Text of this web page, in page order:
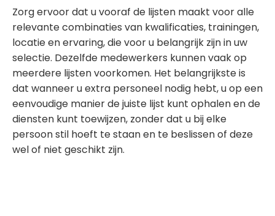
Zorg ervoor dat u vooraf de lijsten maakt voor alle
relevante combinaties van kwalificaties, trainingen,
locatie en ervaring, die voor u belangrijk zijn in uw
selectie. Dezelfde medewerkers kunnen vaak op
meerdere lijsten voorkomen. Het belangrijkste is
dat wanneer u extra personeel nodig hebt, u op een
eenvoudige manier de juiste lijst kunt ophalen en de
diensten kunt toewijzen, zonder dat u bij elke
persoon stil hoeft te staan en te beslissen of deze
wel of niet geschikt zijn.